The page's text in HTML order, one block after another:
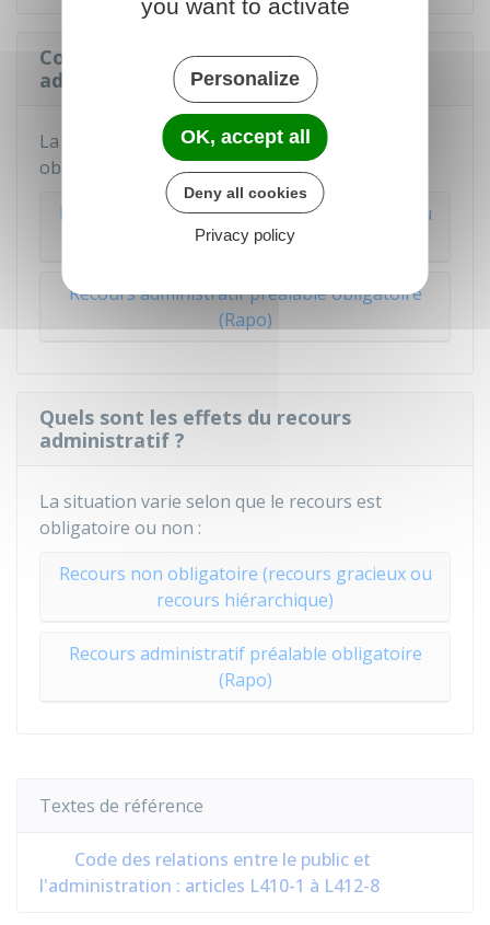
Comment se fait le recours
administratif ?
La procédure varie selon que le recours est
obligatoire ou non :
Recours non obligatoire (recours gracieux ou
recours hiérarchique)
Recours administratif préalable obligatoire
(Rapo)
Quels sont les effets du recours
administratif ?
La situation varie selon que le recours est
obligatoire ou non :
Recours non obligatoire (recours gracieux ou
recours hiérarchique)
Recours administratif préalable obligatoire
(Rapo)
Textes de référence
Code des relations entre le public et
l'administration : articles L410-1 à L412-8
you want to activate
Personalize
OK, accept all
Deny all cookies
Privacy policy